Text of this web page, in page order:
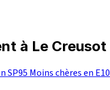
à Le Creusot
SP95 Moins chères en E10